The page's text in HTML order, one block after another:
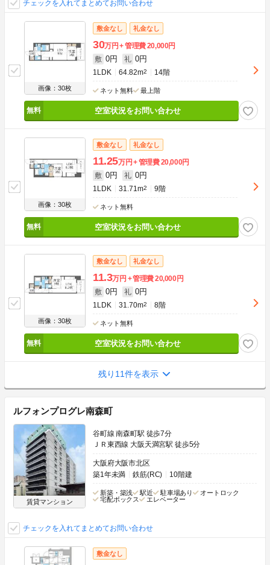
チェックを入れてまとめてお問い合わせ
画像：30枚
敷金なし 礼金なし
30万円 管理費20,000円
敷 0円 礼 0円
1LDK 64.82m2 14階
ネット無料 最上階
空室状況をお問い合わせ
画像：30枚
敷金なし 礼金なし
11.25万円 管理費20,000円
敷 0円 礼 0円
1LDK 31.71m2 9階
ネット無料
空室状況をお問い合わせ
画像：30枚
敷金なし 礼金なし
11.3万円 管理費20,000円
敷 0円 礼 0円
1LDK 31.70m2 8階
ネット無料
空室状況をお問い合わせ
残り11件を表示
ルフォンプログレ南森町
賃貸マンション
谷町線 南森町駅 徒歩7分
ＪＲ東西線 大阪天満宮駅 徒歩5分
大阪府大阪市北区
築1年未満
鉄筋(RC) 10階建
新築・築浅 駅近 駐車場あり
オートロック
宅配ボックス
エレベーター
チェックを入れてまとめてお問い合わせ
敷金なし